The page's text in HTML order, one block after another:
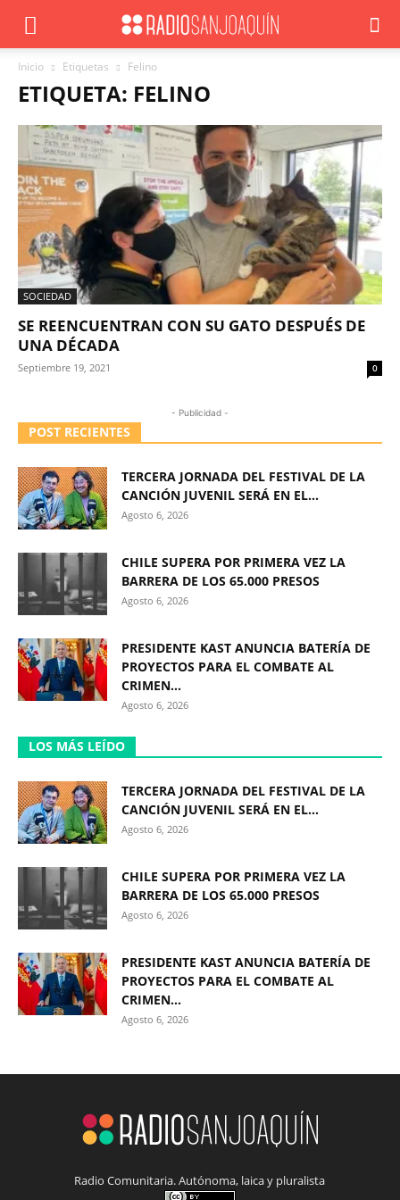
Inicio Etiquetas Felino
ETIQUETA: FELINO
SOCIEDAD
SE REENCUENTRAN CON SU GATO DESPUÉS DE
UNA DÉCADA
Septiembre 19, 2021 0
- Publicidad -
POST RECIENTES
TERCERA JORNADA DEL FESTIVAL DE LA
CANCIÓN JUVENIL SERÁ EN EL...
Agosto 6, 2026
CHILE SUPERA POR PRIMERA VEZ LA
BARRERA DE LOS 65.000 PRESOS
Agosto 6, 2026
PRESIDENTE KAST ANUNCIA BATERÍA DE
PROYECTOS PARA EL COMBATE AL
CRIMEN...
Agosto 6, 2026
LOS MÁS LEÍDO
TERCERA JORNADA DEL FESTIVAL DE LA
CANCIÓN JUVENIL SERÁ EN EL...
Agosto 6, 2026
CHILE SUPERA POR PRIMERA VEZ LA
BARRERA DE LOS 65.000 PRESOS
Agosto 6, 2026
PRESIDENTE KAST ANUNCIA BATERÍA DE
PROYECTOS PARA EL COMBATE AL
CRIMEN...
Agosto 6, 2026
Radio Comunitaria. Autónoma, laica y pluralista